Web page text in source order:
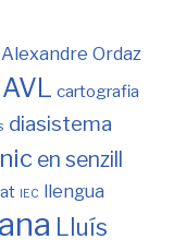
Alexandre Ordaz
AVL cartografia
diasistema
en senzill
IEC llengua
Lluís